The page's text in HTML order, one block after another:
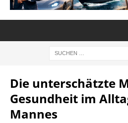
Die unterschätzte
Gesundheit im
Mannes